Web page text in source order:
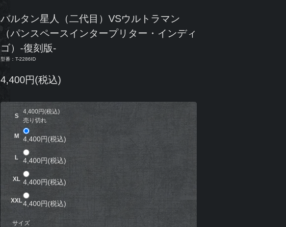
バルタン星人（二代目）VSウルトラマン
（パンスペースインタープリター・インディ
ゴ）-復刻版-
型番：T-2286ID
4,400円(税込)
S
4,400円(税込)
売り切れ
M 4,400円(税込)
L 4,400円(税込)
XL 4,400円(税込)
XXL4,400円(税込)
サイズ